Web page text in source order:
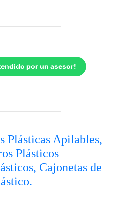
por un asesor!
Plásticas Apilables,
Plásticos
Cajonetas de